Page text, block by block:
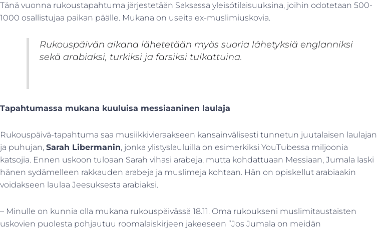
Tänä vuonna rukoustapahtuma järjestetään Saksassa yleisötilaisuuksina, joihin odotetaan 500-
1000 osallistujaa paikan päälle. Mukana on useita ex-muslimiuskovia.
Rukouspäivän aikana lähetetään myös suoria lähetyksiä englanniksi
sekä arabiaksi, turkiksi ja farsiksi tulkattuina.
Tapahtumassa mukana kuuluisa messiaaninen laulaja
Rukouspäivä-tapahtuma saa musiikkivieraakseen kansainvälisesti tunnetun juutalaisen laulajan
ja puhujan, Sarah Libermanin, jonka ylistyslauluilla on esimerkiksi YouTubessa miljoonia
katsojia. Ennen uskoon tuloaan Sarah vihasi arabeja, mutta kohdattuaan Messiaan, Jumala laski
hänen sydämelleen rakkauden arabeja ja muslimeja kohtaan. Hän on opiskellut arabiaakin
voidakseen laulaa Jeesuksesta arabiaksi.
– Minulle on kunnia olla mukana rukouspäivässä 18.11. Oma rukoukseni muslimitaustaisten
uskovien puolesta pohjautuu roomalaiskirjeen jakeeseen ”Jos Jumala on meidän